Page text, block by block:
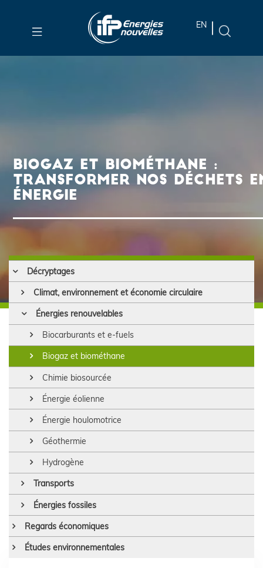
contenu
search
EN
BIOGAZ ET BIOMÉTHANE :
TRANSFORMER NOS DÉCHETS
ÉNERGIE
Décryptages
Climat, environnement et économie circulaire
Énergies renouvelables
Biocarburants et e-fuels
Biogaz et biométhane
Chimie biosourcée
Énergie éolienne
Énergie houlomotrice
Géothermie
Hydrogène
Transports
Énergies fossiles
Regards économiques
Études environnementales